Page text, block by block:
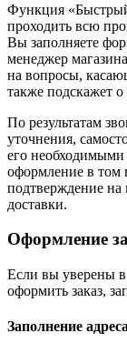
Функция «Быстрый
проходить всю
Вы заполняете
менеджер
на вопросы,
также подскажет
По результатам
уточнения,
его необходимыми
оформление в том
подтверждение
доставки.
Оформление
Если вы уверены в
оформить заказ,
Заполнение адреса